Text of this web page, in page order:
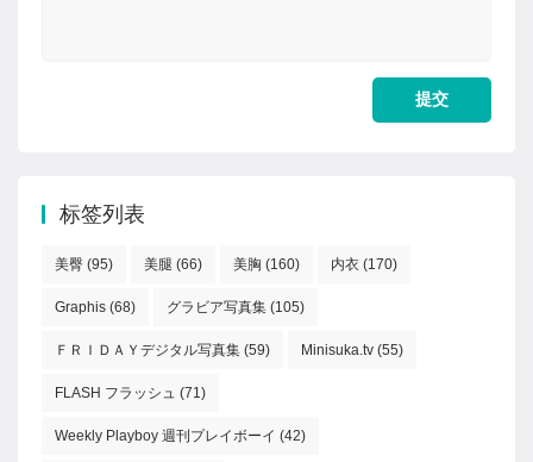
标签列表
美臀 (95) 美腿 (66) 美胸 (160) 内衣 (170)
Graphis (68) グラビア写真集 (105)
ＦＲＩＤＡＹデジタル写真集 (59) Minisuka.tv (55)
FLASH フラッシュ (71)
Weekly Playboy 週刊プレイボーイ (42)